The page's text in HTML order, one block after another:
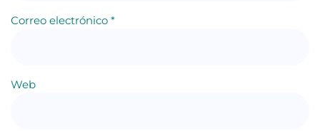
Correo electrónico *
Web